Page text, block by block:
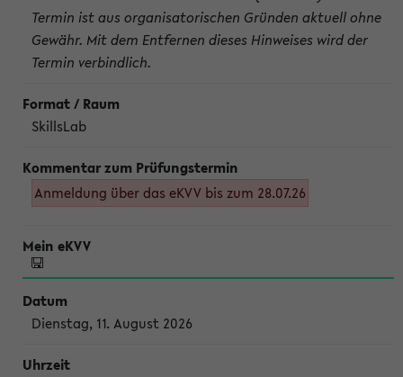
Termin ist aus organisatorischen Gründen aktuell ohne
Gewähr. Mit dem Entfernen dieses Hinweises wird der
Termin verbindlich.
SkillsLab
Anmeldung über das eKVV bis zum 28.07.26
Dienstag, 11. August 2026